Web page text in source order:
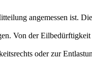
angemessen ist.
Von der Eilbedürftigkeit
oder zur